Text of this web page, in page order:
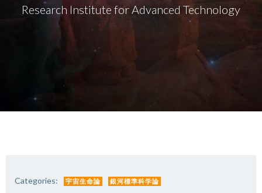
Research Institute for Advanced Technology
Categories: 宇宙生命論 銀河標準科学論